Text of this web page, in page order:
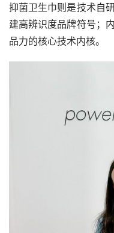
抑菌卫生巾则是技术自
建高辨识度品牌符号；
品力的核心技术内核。